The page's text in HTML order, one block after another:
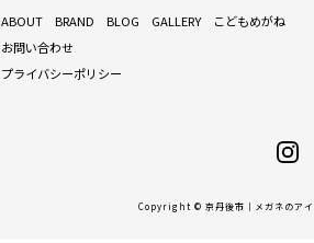
ABOUT BRAND BLOG GALLERY
こどもめがね
お問い合わせ
プライバシーポリシー
Copyright © 京丹後市｜メガネのア